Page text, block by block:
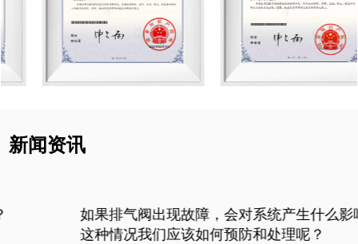
新闻资讯
如果排气阀出现故障，会对系统产生什么影响？遇到
这种情况我们应该如何预防和处理呢？